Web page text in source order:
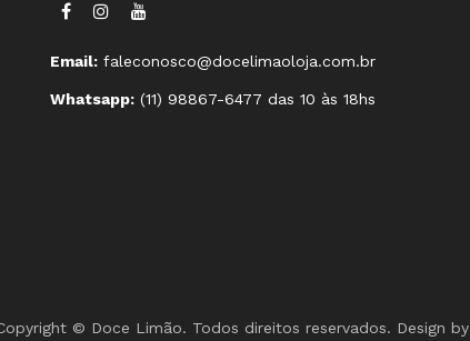
Email: faleconosco@docelimaoloja.com.br
Whatsapp: (11) 98867-6477 das 10 às 18hs
© Doce Limão. Todos direitos reservados. Design by